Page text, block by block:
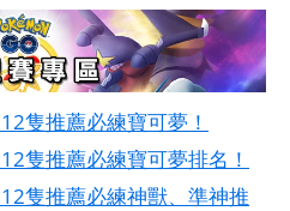
隻推薦必練寶可夢！
隻推薦必練寶可夢排名！
12隻推薦必練神獸、準神推